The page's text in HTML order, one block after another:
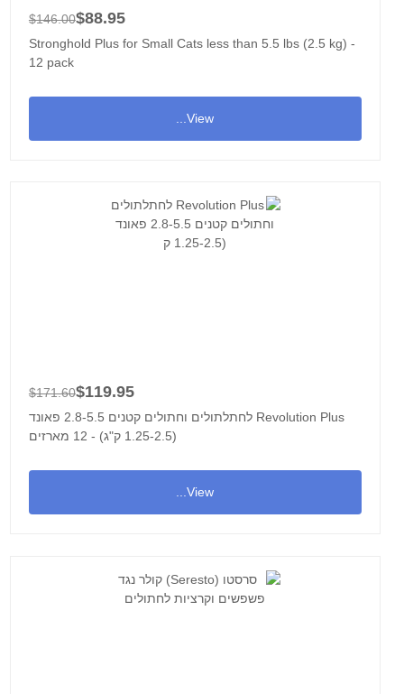
$88.95
$146.00
Stronghold Plus for Small Cats less than 5.5 lbs (2.5 kg) -
12 pack
View...
$119.95
$171.60
Revolution Plus לחתלתולים וחתולים קטנים 2.8-5.5 פאונד
(1.25-2.5 ק"ג) - 12 מארזים
View...